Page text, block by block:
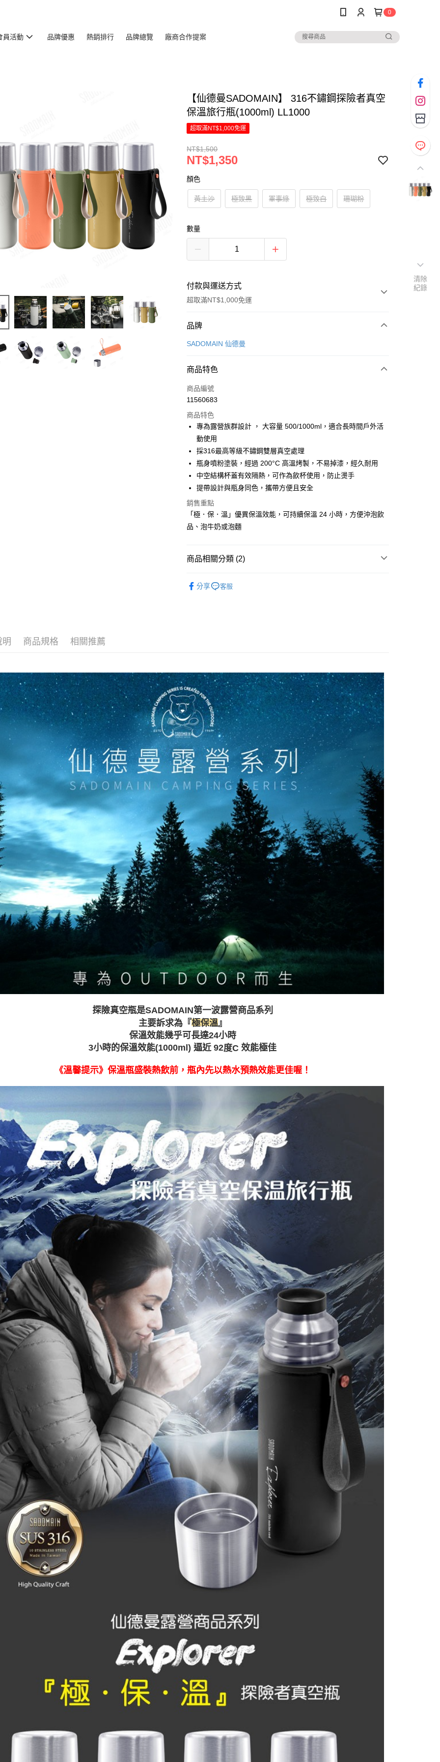
0
員活動 品牌優惠 熱銷排行 品牌總覽 廠商合作提案
【仙德曼SADOMAIN】 316不鏽鋼探險者真空
保溫旅行瓶(1000ml) LL1000
超取滿NT$1,000免運
NT$1,500
NT$1,350
顏色
黃土沙 極致黑 軍事綠 極致白 珊瑚粉
數量
付款與運送方式
超取滿NT$1,000免運
付款方式
信用卡一次付款
街口支付
悠遊付
Google Pay
全盈+PAY
大哥付你分期
【大哥付你分期使用說明】
1.本服務由台灣大哥大提供，台灣大哥大用戶可立即使用無須另外申請。
2.付款方式選擇「大哥付你分期」，訂單成立後會自動跳轉到大哥付的交易
流程，驗證手機門號後，選擇欲分期的期數、繳款截止日，確認付款後即
完成交易。
消。如遇「轉專審核」未通過狀況，表示未達大哥付你分期系統評分，恕
無法說明評估內容。
醒簡訊。
用，由本公司與您本人進行分期帳單所需資料之確認、核對及更正。
3.完整用戶服務條款，請詳閱以下連結：
https://oppay.tw/userRule
AFTEE先享後付
相關說明
AFTEE先享後付是「在收到商品之後才付款」的支付方式。 讓您購物簡單
２．便利：只要手機號碼，簡訊認證，即可結帳。
３．安心：先確認商品／服務後，再付款。
【「AFTEE先享後付」結帳流程】
１．於結帳方式選擇「AFTEE先享後付」後，將跳轉至「AFTEE先享後
付客戶支援中心」https://netprotections.freshdesk.com/support/home
【注意事項】
１．透過由恩沛科技股份有限公司提供之「AFTEE先享後付」服務完成之
交易，需依本服務之必要範圍內提供個人資料，並將交易相關給付款項請
求債權轉讓予恩沛科技股份有限公司。
２．關於個人資料處理事宜，請瀏覽以下網址：
https://aftee.tw/terms/#terms3
３．未成年的使用者請事先徵得法定代理人或監護人之同意方可使用
「AFTEE先享後付」，若未經同意申辦者引起之損失，本公司不負相關責
任。
４．使用「AFTEE先享後付」時，將依據個別帳號之用戶狀況，依本公司
即時審查核予不同之上限額度；若仍有額度不足之情形，本公司將視審查
結果請求用戶進行身份認證。
５．嚴禁一人註冊多個帳號或使用他人資訊註冊。若發現惡意使用之情
形，恩沛科技股份有限公司將有權停止該用戶之使用額度並採取法律行
ATM付款
運送方式
每筆NT$70，滿NT$1,000(含以上)免運費
京站台北店客服中心(1F星巴克旁) 即日起不提供京站紙袋，取件時
請自備購物袋，若需購買紙袋可現場詢問
免運費
品牌
SADOMAIN 仙德曼
商品特色
商品編號
11560683
商品特色
專為露營族群設計 ， 大容量 500/1000ml，適合長時間戶外活
動使用
採316最高等級不鏽鋼雙層真空處理
瓶身噴粉塗裝，經過 200°C 高溫烤製，不易掉漆，經久耐用
中空結構杯蓋有效隔熱，可作為飲杯使用，防止燙手
提帶設計與瓶身同色，攜帶方便且安全
銷售重點
「極．保．溫」優異保溫效能，可持續保溫 24 小時，方便沖泡飲
品、泡牛奶或泡麵
商品相關分類 (2)
分享 客服
明 商品規格 相關推薦
探險真空瓶是SADOMAIN第一波露營商品系列
主要訴求為『極保溫』
保溫效能幾乎可長達24小時
3小時的保溫效能(1000ml) 逼近 92度C 效能極佳
《溫馨提示》 保溫瓶盛裝熱飲前，瓶內先以熱水預熱效能更佳喔！
清除
紀錄